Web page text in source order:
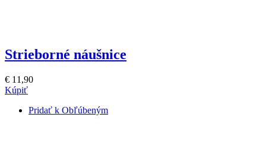
Strieborné náušnice
€ 11,90
Kúpiť
Pridať k Obľúbeným